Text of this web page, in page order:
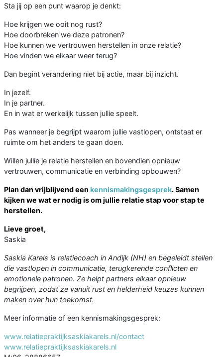
Sta jij op een punt waarop je denkt:
Hoe krijgen we ooit nog rust?
Hoe doorbreken we deze patronen?
Hoe kunnen we vertrouwen herstellen in onze relatie?
Hoe vinden we elkaar weer terug?
Dan begint verandering niet bij actie, maar bij inzicht.
In jezelf.
In je partner.
En in wat er werkelijk tussen jullie speelt.
Pas wanneer je begrijpt waarom jullie vastlopen, ontstaat er
ruimte om het anders te gaan doen.
Willen jullie je relatie herstellen en bovendien opnieuw
vertrouwen, communicatie en verbinding opbouwen?
Plan dan vrijblijvend een kennismakingsgesprek. Samen
kijken we wat er nodig is om jullie relatie stap voor stap te
herstellen.
Lieve groet,
Saskia
Saskia Karels is relatiecoach in Andijk (NH) en begeleidt stellen
die vastlopen in communicatie, terugkerende conflicten en
emotionele patronen. Ze helpt partners elkaar opnieuw
begrijpen, zodat ze vanuit rust en helderheid keuzes kunnen
maken over hun toekomst.
Meer informatie of een kennismakingsgesprek:
www.relatiepraktijksaskiakarels.nl/contact
www.relatiepraktijksaskiakarels.nl